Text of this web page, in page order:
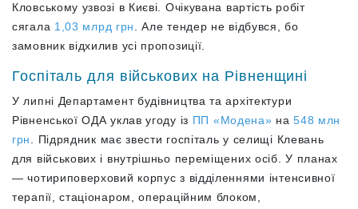
Кловському узвозі в Києві. Очікувана вартість робіт
сягала 1,03 млрд грн
. Але тендер не відбувся, бо
замовник відхилив усі пропозиції.
Госпіталь для військових на Рівненщині
У липні Департамент будівництва та архітектури
Рівненської ОДА уклав угоду із ПП «Модена» на548 млн
грн
. Підрядник має звести госпіталь у селищі Клевань
для військових і внутрішньо переміщених осіб. У планах
— чотириповерховий корпус з відділеннями інтенсивної
терапії, стаціонаром, операційним блоком,